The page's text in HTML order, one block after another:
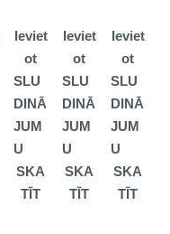
Ieviet
ot
SLU
DINĀ
JUM
U
SKA
TĪT
Ieviet
ot
SLU
DINĀ
JUM
U
SKA
TĪT
Ieviet
ot
SLU
DINĀ
JUM
U
SKA
TĪT